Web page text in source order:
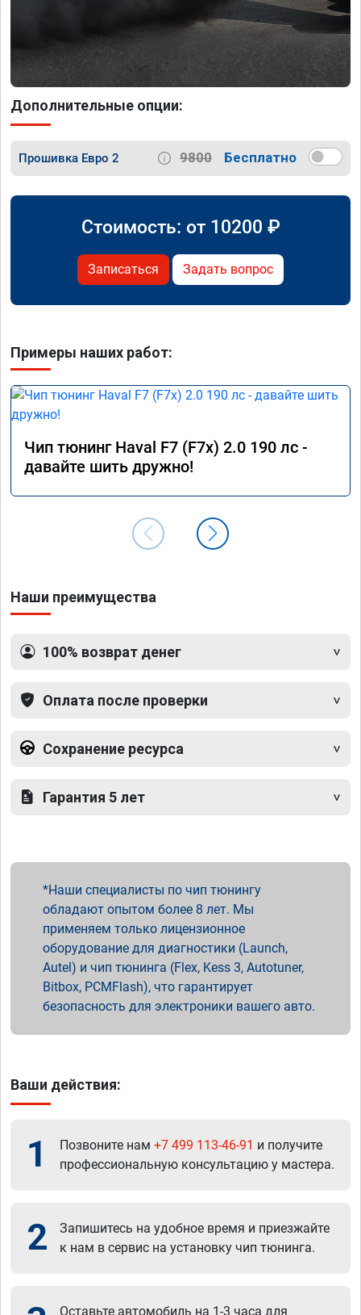
Дополнительные опции:
Прошивка Евро 2 9800 Бесплатно
Стоимость: от 10200 ₽
Записаться Задать вопрос
Примеры наших работ:
Чип тюнинг Haval F7 (F7x) 2.0 190 лс -
давайте шить дружно!
Наши преимущества
100% возврат денег
Оплата после проверки
Сохранение ресурса
Гарантия 5 лет
Наши специалисты по чип тюнингу
обладают опытом более 8 лет. Мы
применяем только лицензионное
оборудование для диагностики (Launch,
Autel) и чип тюнинга (Flex, Kess 3, Autotuner,
Bitbox, PCMFlash), что гарантирует
безопасность для электроники вашего авто.
Ваши действия:
1 Позвоните нам +7 499 113-46-91 и получите
профессиональную консультацию у мастера.
2
Запишитесь на удобное время и приезжайте
к нам в сервис на установку чип тюнинга.
Оставьте автомобиль на 1-3 часа для